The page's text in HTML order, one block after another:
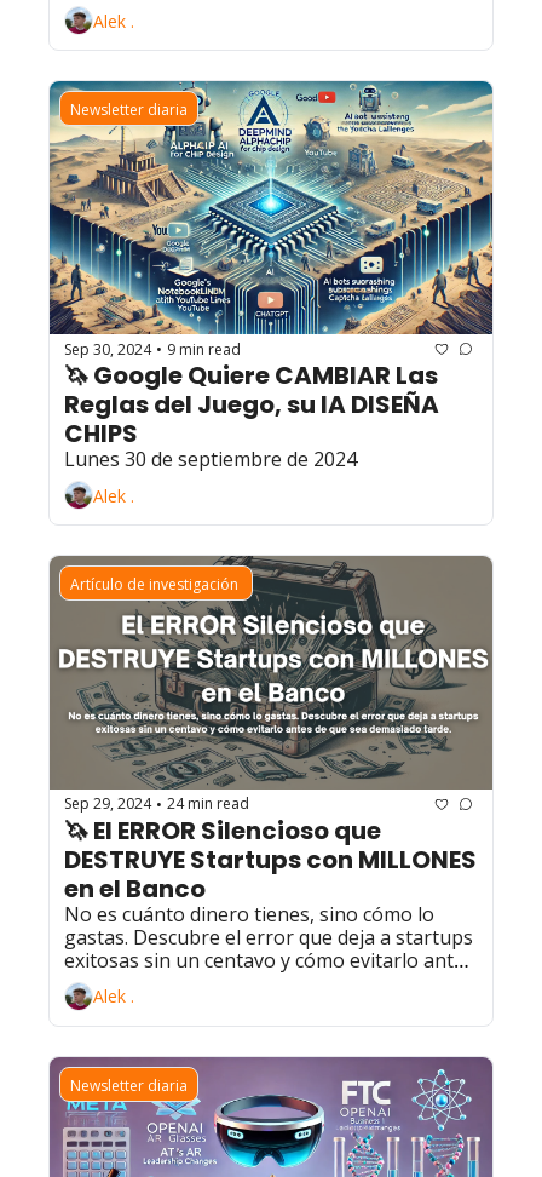
Alek .
Newsletter diaria
Sep 30, 2024 • 9 min read
🦄 Google Quiere CAMBIAR Las
Reglas del Juego, su IA DISEÑA
CHIPS
Lunes 30 de septiembre de 2024
Alek .
Artículo de investigación
Sep 29, 2024 • 24 min read
🦄 El ERROR Silencioso que
DESTRUYE Startups con MILLONES
en el Banco
No es cuánto dinero tienes, sino cómo lo
gastas. Descubre el error que deja a startups
exitosas sin un centavo y cómo evitarlo antes
de que sea demasiado tarde.
Alek .
Newsletter diaria